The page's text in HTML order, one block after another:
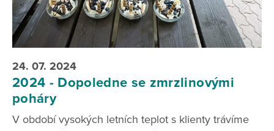
24. 07. 2024
2024 - Dopoledne se zmrzlinovými
poháry
V období vysokých letních teplot s klienty trávíme